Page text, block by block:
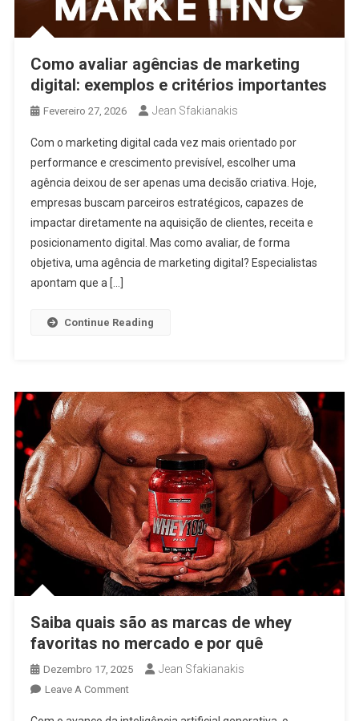
Como avaliar agências de marketing
digital: exemplos e critérios importantes
Fevereiro 27, 2026 Jean Sfakianakis
Com o marketing digital cada vez mais orientado por
performance e crescimento previsível, escolher uma
agência deixou de ser apenas uma decisão criativa. Hoje,
empresas buscam parceiros estratégicos, capazes de
impactar diretamente na aquisição de clientes, receita e
posicionamento digital. Mas como avaliar, de forma
objetiva, uma agência de marketing digital? Especialistas
apontam que a […]
Continue Reading
Saiba quais são as marcas de whey
favoritas no mercado e por quê
Dezembro 17, 2025 Jean Sfakianakis
Leave A CommentOn